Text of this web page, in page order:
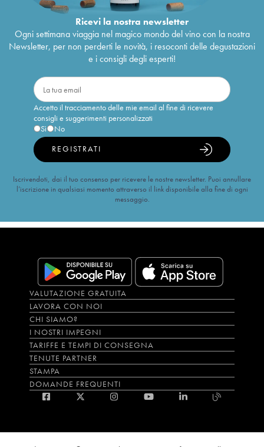
Ricevi la nostra newsletter
Ogni settimana viaggia nel magico mondo del vino con la nostra
Newsletter, per non perderti le novità, i resoconti delle degustazioni
e i consigli degli esperti!
Accetto il tracciamento delle mie email al fine di ricevere
consigli e suggerimenti personalizzati
Sì
No
REGISTRATI
Iscrivendoti, dai il tuo consenso per ricevere le nostre newsletter. Puoi annullare
l’iscrizione in qualsiasi momento attraverso il link disponibile alla fine di ogni
messaggio.
VALUTAZIONE GRATUITA
LAVORA CON NOI
CHI SIAMO?
I NOSTRI IMPEGNI
TARIFFE E TEMPI DI CONSEGNA
TENUTE PARTNER
STAMPA
DOMANDE FREQUENTI